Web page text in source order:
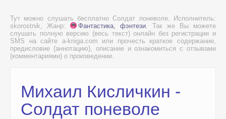
Тут можно слушать бесплатно Солдат поневоле. Исполнитель:
skorostnik, Жанр:
Фантастика, фэнтези. Так же Вы можете
слушать полную версию (весь текст) онлайн без регистрации и
SMS на сайте a-kniga.com или прочесть краткое содержание,
предисловие (аннотацию), описание и ознакомиться с отзывами
(комментариями) о произведении.
Михаил Кисличкин -
Солдат поневоле